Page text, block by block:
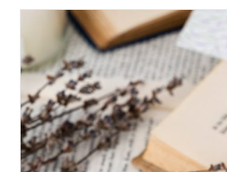
–
Trabalhos
Científicos
–
Parte
1